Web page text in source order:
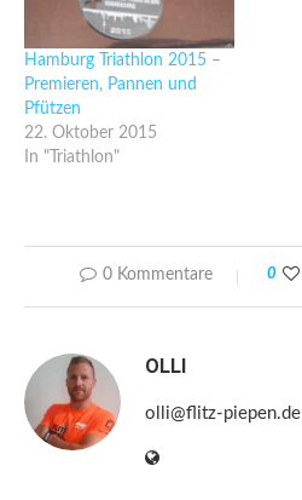
Hamburg Triathlon 2015 –
Premieren, Pannen und
Pfützen
22. Oktober 2015
In "Triathlon"
0 Kommentare 0
OLLI
olli@flitz-piepen.de